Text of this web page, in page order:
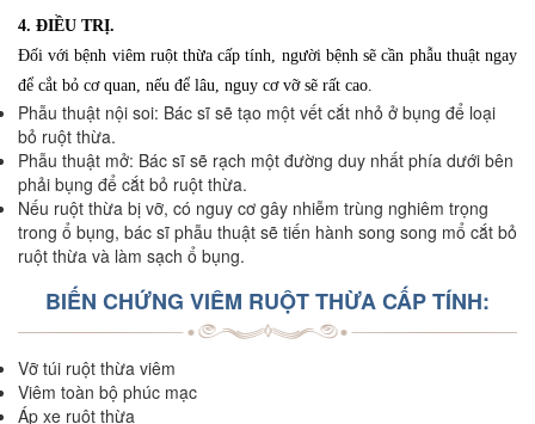
4. ĐIỀU TRỊ.
Đối với bệnh viêm ruột thừa cấp tính, người bệnh sẽ cần phẫu thuật ngay
để cắt bỏ cơ quan, nếu để lâu, nguy cơ vỡ sẽ rất cao.
Phẫu thuật nội soi: Bác sĩ sẽ tạo một vết cắt nhỏ ở bụng để loại
bỏ ruột thừa.
Phẫu thuật mở: Bác sĩ sẽ rạch một đường duy nhất phía dưới bên
phải bụng để cắt bỏ ruột thừa.
Nếu ruột thừa bị vỡ, có nguy cơ gây nhiễm trùng nghiêm trọng
trong ổ bụng, bác sĩ phẫu thuật sẽ tiến hành song song mổ cắt bỏ
ruột thừa và làm sạch ổ bụng.
BIẾN CHỨNG VIÊM RUỘT THỪA CẤP TÍNH:
Vỡ túi ruột thừa viêm
Viêm toàn bộ phúc mạc
Áp xe ruột thừa